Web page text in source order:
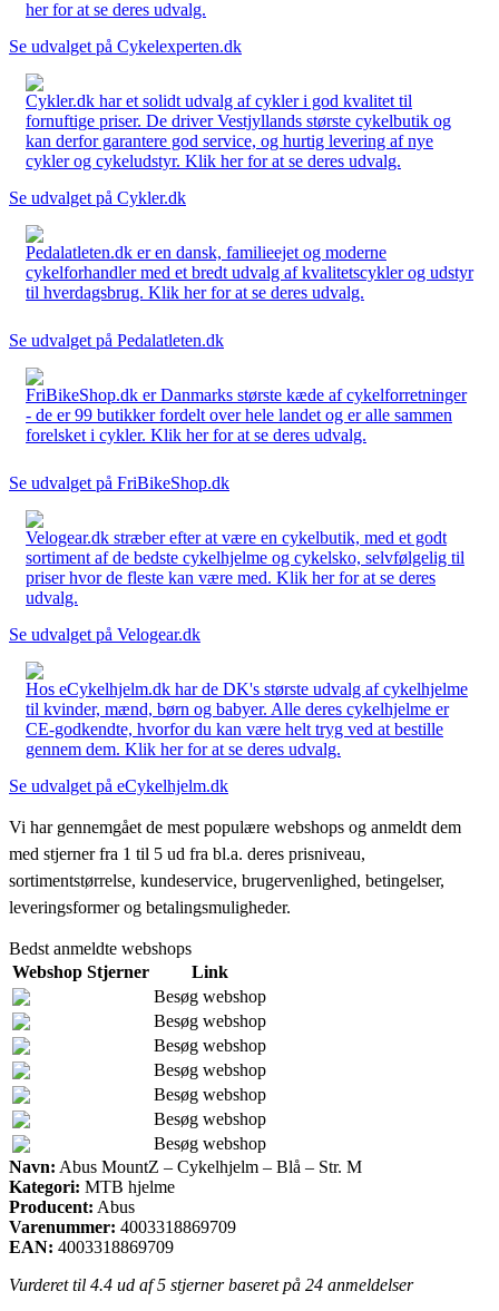
her for at se deres udvalg.
Se udvalget på Cykelexperten.dk
Cykler.dk har et solidt udvalg af cykler i god kvalitet til
fornuftige priser. De driver Vestjyllands største cykelbutik og
kan derfor garantere god service, og hurtig levering af nye
cykler og cykeludstyr. Klik her for at se deres udvalg.
Se udvalget på Cykler.dk
Pedalatleten.dk er en dansk, familieejet og moderne
cykelforhandler med et bredt udvalg af kvalitetscykler og udstyr
til hverdagsbrug. Klik her for at se deres udvalg.
Se udvalget på Pedalatleten.dk
FriBikeShop.dk er Danmarks største kæde af cykelforretninger
- de er 99 butikker fordelt over hele landet og er alle sammen
forelsket i cykler. Klik her for at se deres udvalg.
Se udvalget på FriBikeShop.dk
Velogear.dk stræber efter at være en cykelbutik, med et godt
sortiment af de bedste cykelhjelme og cykelsko, selvfølgelig til
priser hvor de fleste kan være med. Klik her for at se deres
udvalg.
Se udvalget på Velogear.dk
Hos eCykelhjelm.dk har de DK's største udvalg af cykelhjelme
til kvinder, mænd, børn og babyer. Alle deres cykelhjelme er
CE-godkendte, hvorfor du kan være helt tryg ved at bestille
gennem dem. Klik her for at se deres udvalg.
Se udvalget på eCykelhjelm.dk
Vi har gennemgået de mest populære webshops og anmeldt dem
med stjerner fra 1 til 5 ud fra bl.a. deres prisniveau,
sortimentstørrelse, kundeservice, brugervenlighed, betingelser,
leveringsformer og betalingsmuligheder.
Bedst anmeldte webshops
Webshop Stjerner
Link
Besøg webshop
Besøg webshop
Besøg webshop
Besøg webshop
Besøg webshop
Besøg webshop
Besøg webshop
Navn: Abus MountZ – Cykelhjelm – Blå – Str. M
Kategori: MTB hjelme
Producent: Abus
Varenummer: 4003318869709
EAN: 4003318869709
Vurderet til 4.4 ud af 5 stjerner baseret på 24 anmeldelser